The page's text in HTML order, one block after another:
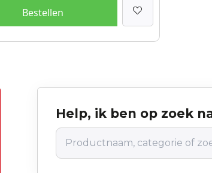
Bestellen
Help, ik ben op zoek